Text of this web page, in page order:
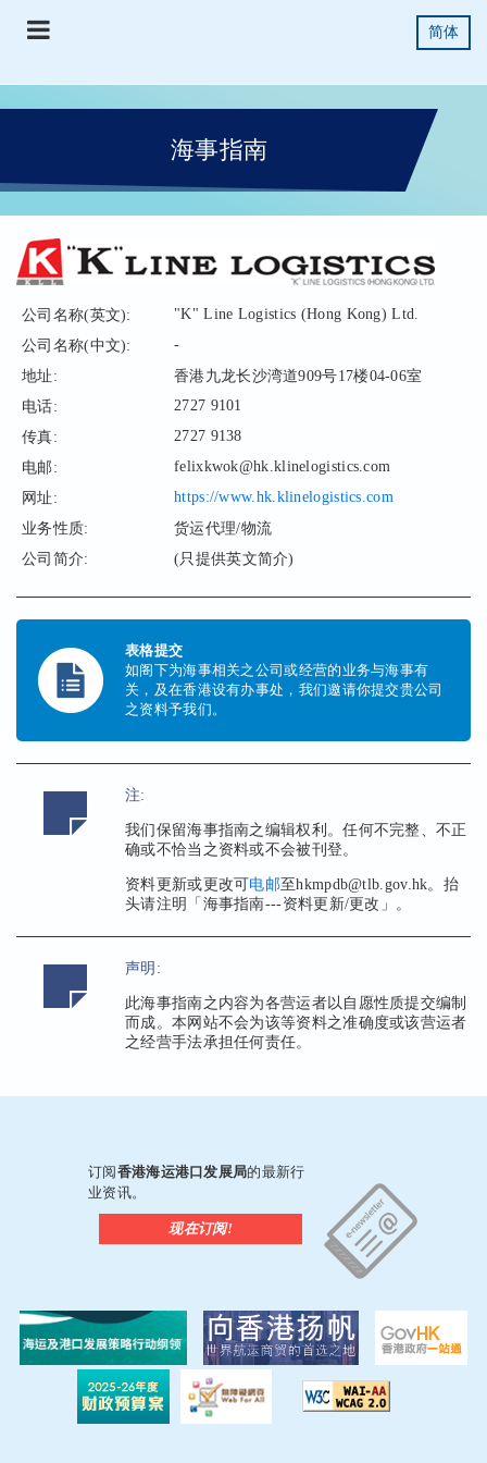
简体
海事指南
公司名称(英文):
"K" Line Logistics (Hong Kong) Ltd.
公司名称(中文):
-
地址:
香港九龙长沙湾道909号17楼04-06室
电话:
2727 9101
传真:
2727 9138
电邮:
felixkwok@hk.klinelogistics.com
网址:
https://www.hk.klinelogistics.com
业务性质:
货运代理/物流
公司简介:
(只提供英文简介)
表格提交
如阁下为海事相关之公司或经营的业务与海事有
关，及在香港设有办事处，我们邀请你提交贵公司
之资料予我们。
注:
我们保留海事指南之编辑权利。任何不完整、不正
确或不恰当之资料或不会被刊登。
资料更新或更改可电邮至hkmpdb@tlb.gov.hk。抬
头请注明「海事指南---资料更新/更改」。
声明:
此海事指南之内容为各营运者以自愿性质提交编制
而成。本网站不会为该等资料之准确度或该营运者
之经营手法承担任何责任。
订阅香港海运港口发展局的最新行
业资讯。
现在订阅!